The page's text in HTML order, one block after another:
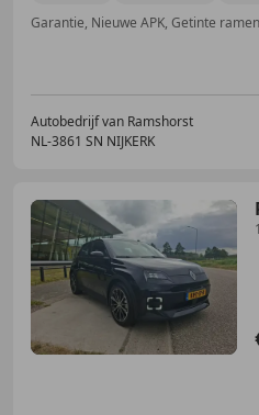
Autobedrijf van Ramshorst
NL-3861 SN NIJKERK